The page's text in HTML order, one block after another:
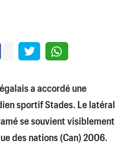
a accordé une
sportif Stades. Le latéral
se souvient visiblement
des nations (Can) 2006.